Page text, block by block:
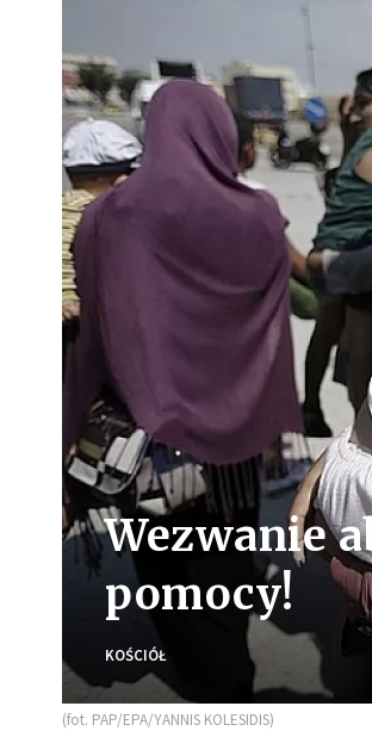
Wezwanie
pomocy!
KOŚCIÓŁ
(fot. PAP/EPA/YANNIS KOLESIDIS)